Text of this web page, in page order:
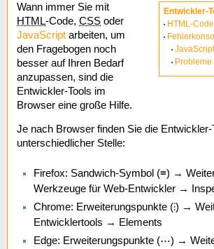
Entwickler-
HTML-
Wann immer Sie mit
HTML-Code, CSS oder
JavaScript arbeiten, um
den Fragebogen noch
besser auf Ihren Bedarf
anzupassen, sind die
Entwickler-Tools im
Browser eine große Hilfe.
Je nach Browser finden Sie die Entwickler-
unterschiedlicher Stelle:
Firefox: Sandwich-Symbol (≡) →
Werkzeuge für Web-Entwickler →
Chrome: Erweiterungspunkte (⫶) →
Entwicklertools → Elements
Edge: Erweiterungspunkte (⋯) →